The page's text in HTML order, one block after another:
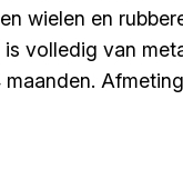
wielen en
volledig van